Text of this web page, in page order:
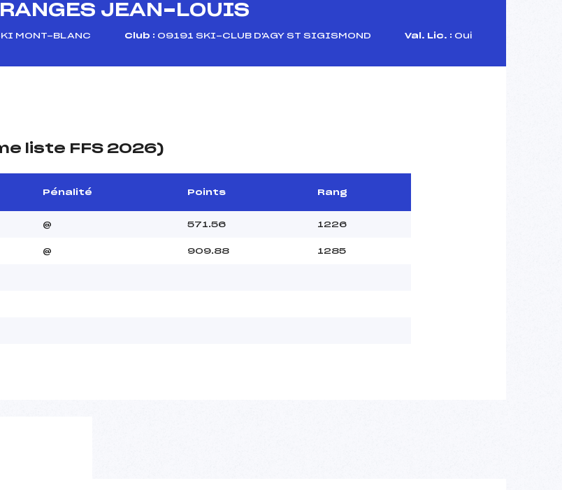
JEAN-LOUIS
MONT-BLANC Club : 09191 SKI-CLUB D'AGY ST SIGISMOND Val. Lic. : Oui
liste FFS 2026)
Pénalité Points Rang
@ 571.56 1226
@ 909.88 1285